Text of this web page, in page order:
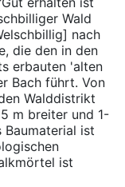
Wald
nach
die den in den
erbauten 'alten
Bach führt. Von
Walddistrikt
m breiter und 1-
Baumaterial ist
ist